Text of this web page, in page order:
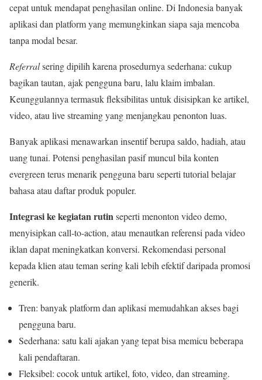
cepat untuk mendapat penghasilan online. Di Indonesia banyak
aplikasi dan platform yang memungkinkan siapa saja mencoba
tanpa modal besar.
Referralsering dipilih karena prosedurnya sederhana: cukup
bagikan tautan, ajak pengguna baru, lalu klaim imbalan.
Keunggulannya termasuk fleksibilitas untuk disisipkan ke artikel,
video, atau live streaming yang menjangkau penonton luas.
Banyak aplikasi menawarkan insentif berupa saldo, hadiah, atau
uang tunai. Potensi penghasilan pasif muncul bila konten
evergreen terus menarik pengguna baru seperti tutorial belajar
bahasa atau daftar produk populer.
Integrasi ke kegiatan rutinseperti menonton video demo,
menyisipkan call-to-action, atau menautkan referensi pada video
iklan dapat meningkatkan konversi. Rekomendasi personal
kepada klien atau teman sering kali lebih efektif daripada promosi
generik.
Tren: banyak platform dan aplikasi memudahkan akses bagi
pengguna baru.
Sederhana: satu kali ajakan yang tepat bisa memicu beberapa
kali pendaftaran.
Fleksibel: cocok untuk artikel, foto, video, dan streaming.